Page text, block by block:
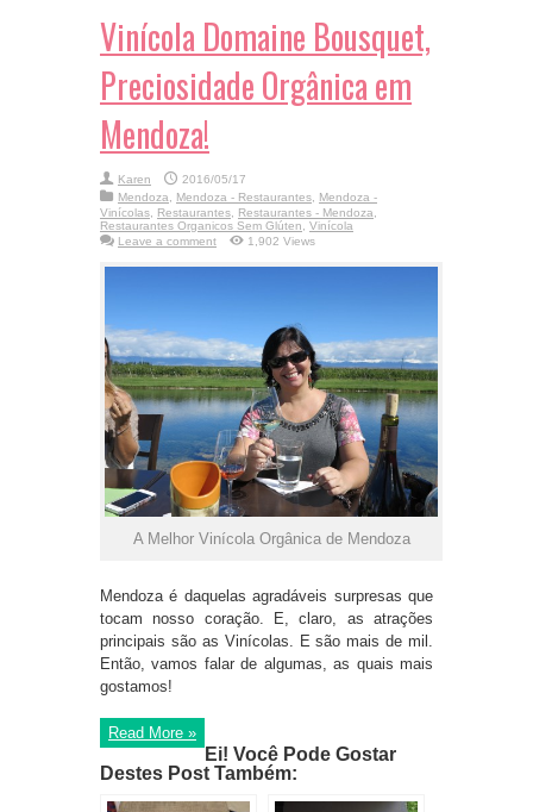
Vinícola Domaine Bousquet,
Preciosidade Orgânica em
Mendoza!
Karen
2016/05/17
Mendoza, Mendoza - Restaurantes, Mendoza -
Vinícolas, Restaurantes, Restaurantes - Mendoza,
Restaurantes Organicos Sem Glúten, Vinícola
Leave a comment
1,902 Views
A Melhor Vinícola Orgânica de Mendoza
Mendoza é daquelas agradáveis surpresas que
tocam nosso coração. E, claro, as atrações
principais são as Vinícolas. E são mais de mil.
Então, vamos falar de algumas, as quais mais
gostamos!
Read More »
Ei! Você Pode Gostar
Destes Post Também: